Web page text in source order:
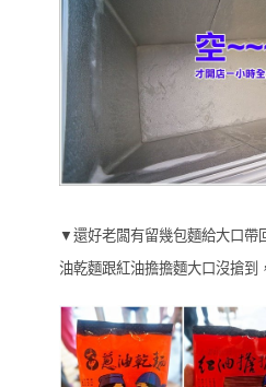
▼還好老闆有留幾包麵給大口帶
油乾麵跟紅油擔擔麵大口沒搶到